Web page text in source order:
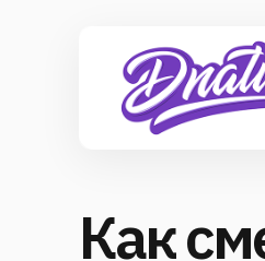
Как